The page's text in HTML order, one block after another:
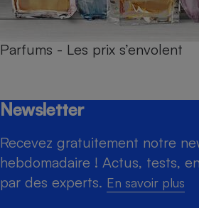
Parfums - Les prix s’envolent
Newsletter
Recevez gratuitement notre
hebdomadaire ! Actus, tests,
par des experts. En savoir plus